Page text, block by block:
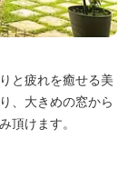
と疲れを癒せる美
、大きめの窓から
頂けます。